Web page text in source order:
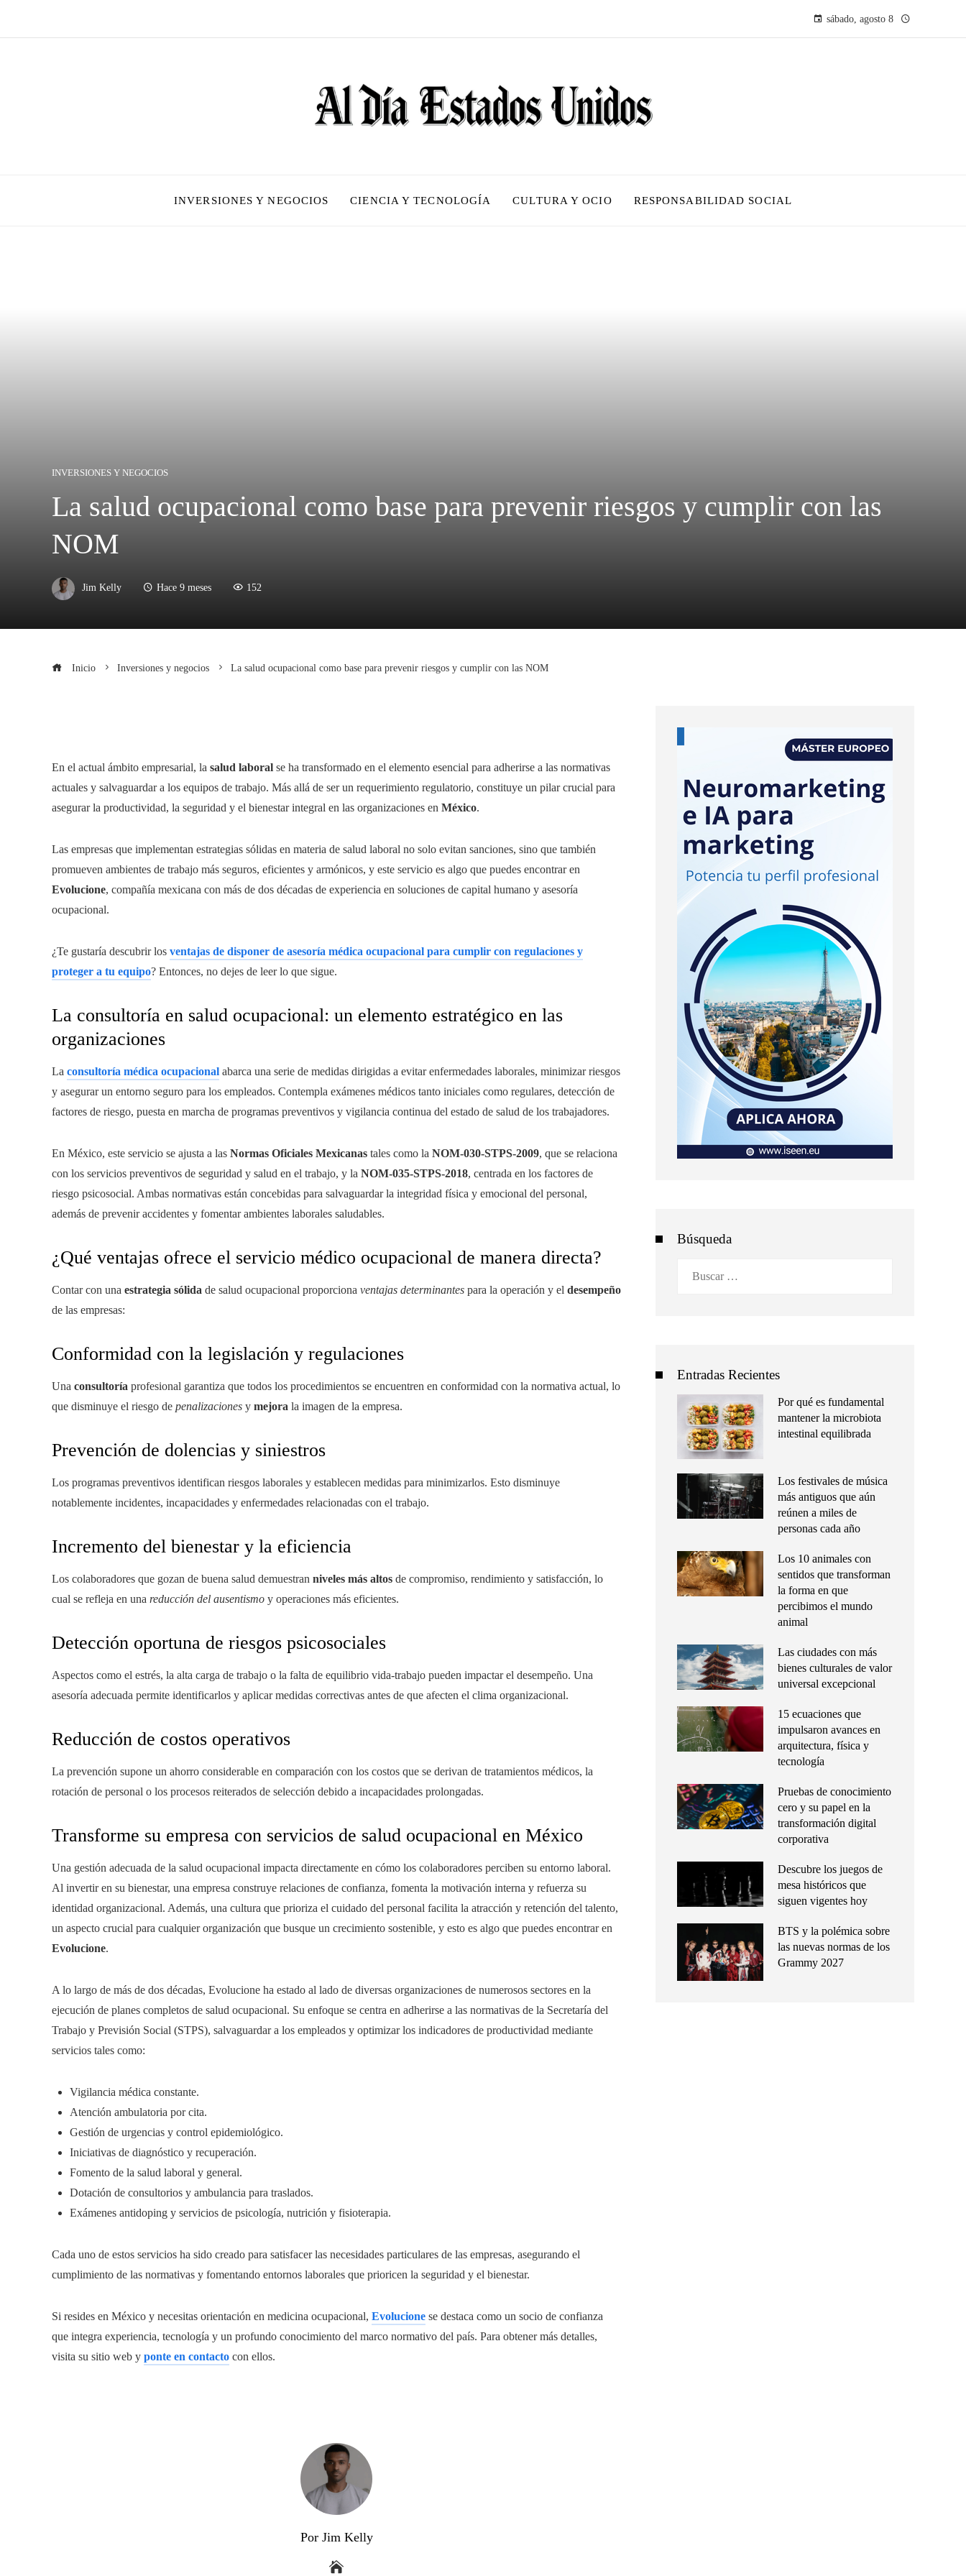
sábado, agosto 8
INVERSIONES Y NEGOCIOS CIENCIA Y TECNOLOGÍA CULTURA Y OCIO RESPONSABILIDAD SOCIAL
INVERSIONES Y NEGOCIOS
La salud ocupacional como base para prevenir riesgos y cumplir con las
NOM
Jim Kelly Hace 9 meses 152
Inicio Inversiones y negocios La salud ocupacional como base para prevenir riesgos y cumplir con las NOM
En el actual ámbito empresarial, la salud laboral se ha transformado en el elemento esencial para adherirse a las normativas
actuales y salvaguardar a los equipos de trabajo. Más allá de ser un requerimiento regulatorio, constituye un pilar crucial para
asegurar la productividad, la seguridad y el bienestar integral en las organizaciones en México.
Las empresas que implementan estrategias sólidas en materia de salud laboral no solo evitan sanciones, sino que también
promueven ambientes de trabajo más seguros, eficientes y armónicos, y este servicio es algo que puedes encontrar en
Evolucione, compañía mexicana con más de dos décadas de experiencia en soluciones de capital humano y asesoría
ocupacional.
¿Te gustaría descubrir los ventajas de disponer de asesoría médica ocupacional para cumplir con regulaciones y
proteger a tu equipo? Entonces, no dejes de leer lo que sigue.
La consultoría en salud ocupacional: un elemento estratégico en las
organizaciones
La consultoría médica ocupacional abarca una serie de medidas dirigidas a evitar enfermedades laborales, minimizar riesgos
y asegurar un entorno seguro para los empleados. Contempla exámenes médicos tanto iniciales como regulares, detección de
factores de riesgo, puesta en marcha de programas preventivos y vigilancia continua del estado de salud de los trabajadores.
En México, este servicio se ajusta a las Normas Oficiales Mexicanas tales como la NOM-030-STPS-2009, que se relaciona
con los servicios preventivos de seguridad y salud en el trabajo, y la NOM-035-STPS-2018, centrada en los factores de
riesgo psicosocial. Ambas normativas están concebidas para salvaguardar la integridad física y emocional del personal,
además de prevenir accidentes y fomentar ambientes laborales saludables.
¿Qué ventajas ofrece el servicio médico ocupacional de manera directa?
Contar con una estrategia sólida de salud ocupacional proporciona ventajas determinantes para la operación y el desempeño
de las empresas:
Conformidad con la legislación y regulaciones
Una consultoría profesional garantiza que todos los procedimientos se encuentren en conformidad con la normativa actual, lo
que disminuye el riesgo de penalizaciones y mejora la imagen de la empresa.
Prevención de dolencias y siniestros
Los programas preventivos identifican riesgos laborales y establecen medidas para minimizarlos. Esto disminuye
notablemente incidentes, incapacidades y enfermedades relacionadas con el trabajo.
Incremento del bienestar y la eficiencia
Los colaboradores que gozan de buena salud demuestran niveles más altos de compromiso, rendimiento y satisfacción, lo
cual se refleja en una reducción del ausentismo y operaciones más eficientes.
Detección oportuna de riesgos psicosociales
Aspectos como el estrés, la alta carga de trabajo o la falta de equilibrio vida-trabajo pueden impactar el desempeño. Una
asesoría adecuada permite identificarlos y aplicar medidas correctivas antes de que afecten el clima organizacional.
Reducción de costos operativos
La prevención supone un ahorro considerable en comparación con los costos que se derivan de tratamientos médicos, la
rotación de personal o los procesos reiterados de selección debido a incapacidades prolongadas.
Transforme su empresa con servicios de salud ocupacional en México
Una gestión adecuada de la salud ocupacional impacta directamente en cómo los colaboradores perciben su entorno laboral.
Al invertir en su bienestar, una empresa construye relaciones de confianza, fomenta la motivación interna y refuerza su
identidad organizacional. Además, una cultura que prioriza el cuidado del personal facilita la atracción y retención del talento,
un aspecto crucial para cualquier organización que busque un crecimiento sostenible, y esto es algo que puedes encontrar en
Evolucione.
A lo largo de más de dos décadas, Evolucione ha estado al lado de diversas organizaciones de numerosos sectores en la
ejecución de planes completos de salud ocupacional. Su enfoque se centra en adherirse a las normativas de la Secretaría del
Trabajo y Previsión Social (STPS), salvaguardar a los empleados y optimizar los indicadores de productividad mediante
servicios tales como:
Vigilancia médica constante.
Atención ambulatoria por cita.
Gestión de urgencias y control epidemiológico.
Iniciativas de diagnóstico y recuperación.
Fomento de la salud laboral y general.
Dotación de consultorios y ambulancia para traslados.
Exámenes antidoping y servicios de psicología, nutrición y fisioterapia.
Cada uno de estos servicios ha sido creado para satisfacer las necesidades particulares de las empresas, asegurando el
cumplimiento de las normativas y fomentando entornos laborales que prioricen la seguridad y el bienestar.
Si resides en México y necesitas orientación en medicina ocupacional, Evolucione se destaca como un socio de confianza
que integra experiencia, tecnología y un profundo conocimiento del marco normativo del país. Para obtener más detalles,
visita su sitio web y ponte en contacto con ellos.
Por Jim Kelly
Búsqueda
Entradas Recientes
Por qué es fundamental
mantener la microbiota
intestinal equilibrada
Los festivales de música
más antiguos que aún
reúnen a miles de
personas cada año
Los 10 animales con
sentidos que transforman
la forma en que
percibimos el mundo
animal
Las ciudades con más
bienes culturales de valor
universal excepcional
15 ecuaciones que
impulsaron avances en
arquitectura, física y
tecnología
Pruebas de conocimiento
cero y su papel en la
transformación digital
corporativa
Descubre los juegos de
mesa históricos que
siguen vigentes hoy
BTS y la polémica sobre
las nuevas normas de los
Grammy 2027